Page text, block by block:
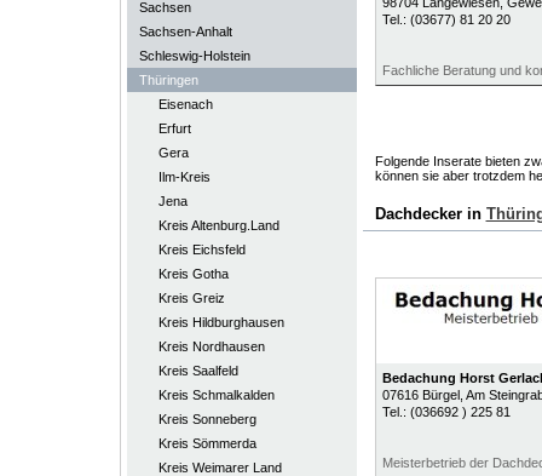
Sachsen
Sachsen-Anhalt
Schleswig-Holstein
Thüringen
Eisenach
Erfurt
Gera
Ilm-Kreis
Jena
Kreis Altenburg.Land
Kreis Eichsfeld
Kreis Gotha
Kreis Greiz
Kreis Hildburghausen
Kreis Nordhausen
Kreis Saalfeld
Kreis Schmalkalden
Kreis Sonneberg
Kreis Sömmerda
Kreis Weimarer Land
Tel.: (03677) 81 20 20
Fachliche Beratung und
Folgende Inserate bieten
können sie aber trotzdem
Dachdecker in
Bedachung Horst
07616 Bürgel, Am
Tel.: (036692 ) 225 81
Meisterbetrieb der